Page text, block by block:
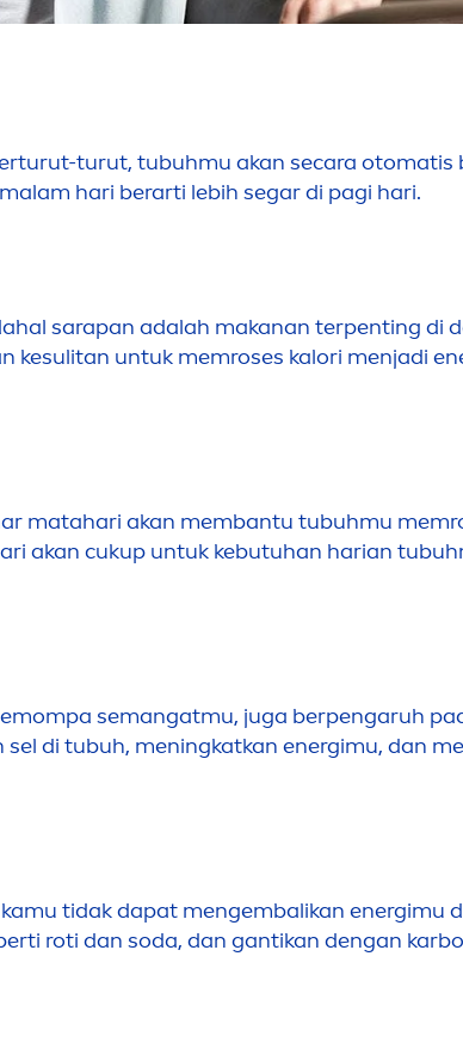
turut, tubuhmu akan secara
hari berarti lebih segar di pagi hari.
sarapan adalah makanan terpenting di
kesulitan untuk memroses kalori menjadi
matahari akan membantu tubuhmu
akan cukup untuk kebutuhan harian
semangatmu, juga berpengaruh
sel di tubuh, meningkatkan energimu, dan
kamu tidak dapat mengembalikan energimu
roti dan soda, dan gantikan dengan